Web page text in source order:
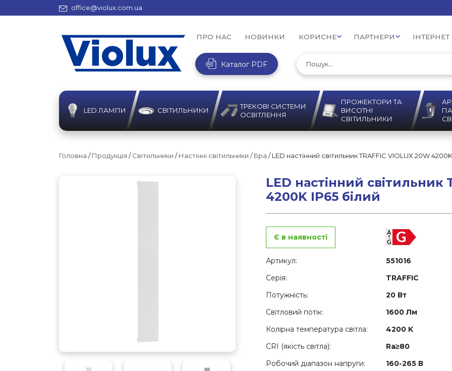
office@violux.com.ua
ПРО НАС НОВИНКИ КОРИСНЕ ПАРТНЕРИ
Каталог PDF
LED ЛАМПИ СВІТИЛЬНИКИ
ТРЕКОВІ СИСТЕМИ
ОСВІТЛЕННЯ
ПРОЖЕКТОРИ ТА
ВИСОТНІ
СВІТИЛЬНИКИ
Головна /Продукція /Світильники /Настінні світильники / Бра / LED настінний світильник TRAFFIC VIOLUX 20W
LED настінний світильник
4200K IP65 білий
Є в наявності
Артикул:
551016
Серія:
TRAFFIC
Потужність:
20 Вт
Світловий потік:
1600 Лм
Колірна температура світла:
4200 K
CRI (якість світла):
Ra≥80
Робочий діапазон напруги:
160-265 В